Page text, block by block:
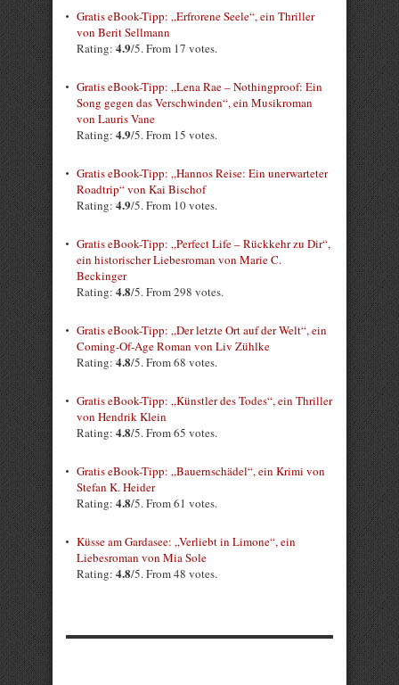
Gratis eBook-Tipp: „Erfrorene Seele“, ein Thriller
von Berit Sellmann
Rating: 4.9/5. From 17 votes.
Gratis eBook-Tipp: „Lena Rae – Nothingproof: Ein
Song gegen das Verschwinden“, ein Musikroman
von Lauris Vane
Rating: 4.9/5. From 15 votes.
Gratis eBook-Tipp: „Hannos Reise: Ein unerwarteter
Roadtrip“ von Kai Bischof
Rating: 4.9/5. From 10 votes.
Gratis eBook-Tipp: „Perfect Life – Rückkehr zu Dir“,
ein historischer Liebesroman von Marie C.
Beckinger
Rating: 4.8/5. From 298 votes.
Gratis eBook-Tipp: „Der letzte Ort auf der Welt“, ein
Coming-Of-Age Roman von Liv Zühlke
Rating: 4.8/5. From 68 votes.
Gratis eBook-Tipp: „Künstler des Todes“, ein Thriller
von Hendrik Klein
Rating: 4.8/5. From 65 votes.
Gratis eBook-Tipp: „Bauernschädel“, ein Krimi von
Stefan K. Heider
Rating: 4.8/5. From 61 votes.
Küsse am Gardasee: „Verliebt in Limone“, ein
Liebesroman von Mia Sole
Rating: 4.8/5. From 48 votes.